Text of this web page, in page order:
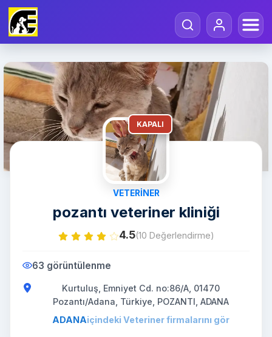
KAPALI
VETERINER
pozantı veteriner kliniği
4.5(10 Değerlendirme)
63 görüntülenme
Kurtuluş, Emniyet Cd. no:86/A, 01470
Pozantı/Adana, Türkiye, POZANTI, ADANA
ADANAiçindeki Veteriner firmalarını gör